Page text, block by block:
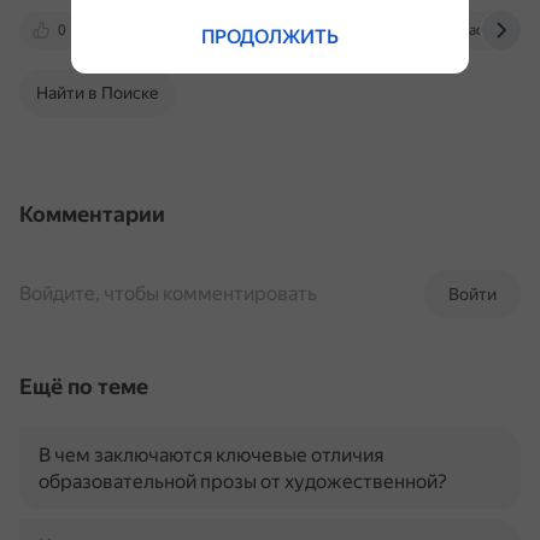
0 didacts.ru methodological_terms.academic.ru
Найти в Поиске
Комментарии
Войти
Войдите, чтобы комментировать
Ещё по теме
В чем заключаются ключевые отличия
образовательной прозы от художественной?
ПРОДОЛЖИТЬ